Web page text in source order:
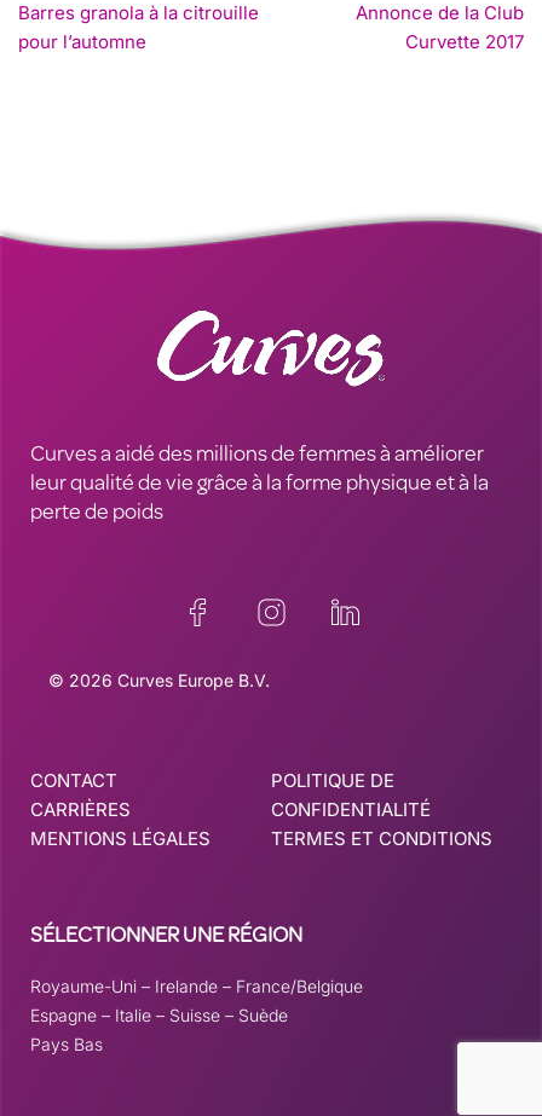
Barres granola à la citrouille
pour l’automne
Annonce de la Club
Curvette 2017
Curves a aidé des millions de femmes à améliorer
leur qualité de vie grâce à la forme physique et à la
perte de poids
© 2026 Curves Europe B.V.
CONTACT
CARRIÈRES
MENTIONS LÉGALES
POLITIQUE DE
CONFIDENTIALITÉ
TERMES ET CONDITIONS
SÉLECTIONNER UNE RÉGION
Royaume-Uni – Irelande – France/Belgique
Espagne – Italie – Suisse – Suède
Pays Bas